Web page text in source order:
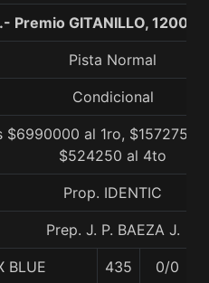
Premio GITANILLO, 1200
Pista Normal
Condicional
$6990000 al 1ro,
$524250 al 4to
Prop. IDENTIC
Prep. J. P. BAEZA J.
BLUE 435 0/0